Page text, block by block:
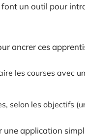
un outil pour
ancrer ces
les courses avec
selon les objectifs
application